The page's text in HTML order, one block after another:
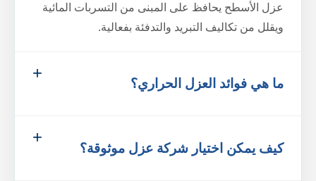
عزل الأسطح يحافظ على المبنى من التسربات المائية
ويقلل من تكاليف التبريد والتدفئة بفعالية.
ما هي فوائد العزل الحراري؟
كيف يمكن اختيار شركة عزل موثوقة؟